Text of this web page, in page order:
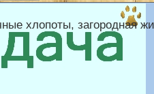
хлопоты, загородная